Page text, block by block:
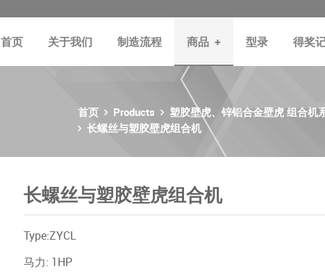
首页 关于我们 制造流程 商品 + 型录 得奖
首页 Products
塑胶壁虎、锌铝合金壁虎 组合机
长螺丝与塑胶壁虎组合机
长螺丝与塑胶壁虎组合机
Type:ZYCL
马力: 1HP